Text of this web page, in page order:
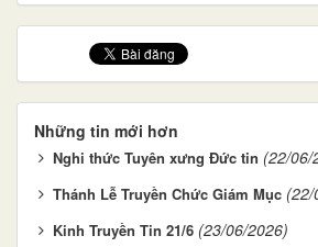
Những tin mới hơn
Nghi thức Tuyên xưng Đức tin (22/06/
Thánh Lễ Truyền Chức Giám Mục (22/
Kinh Truyền Tin 21/6 (23/06/2026)